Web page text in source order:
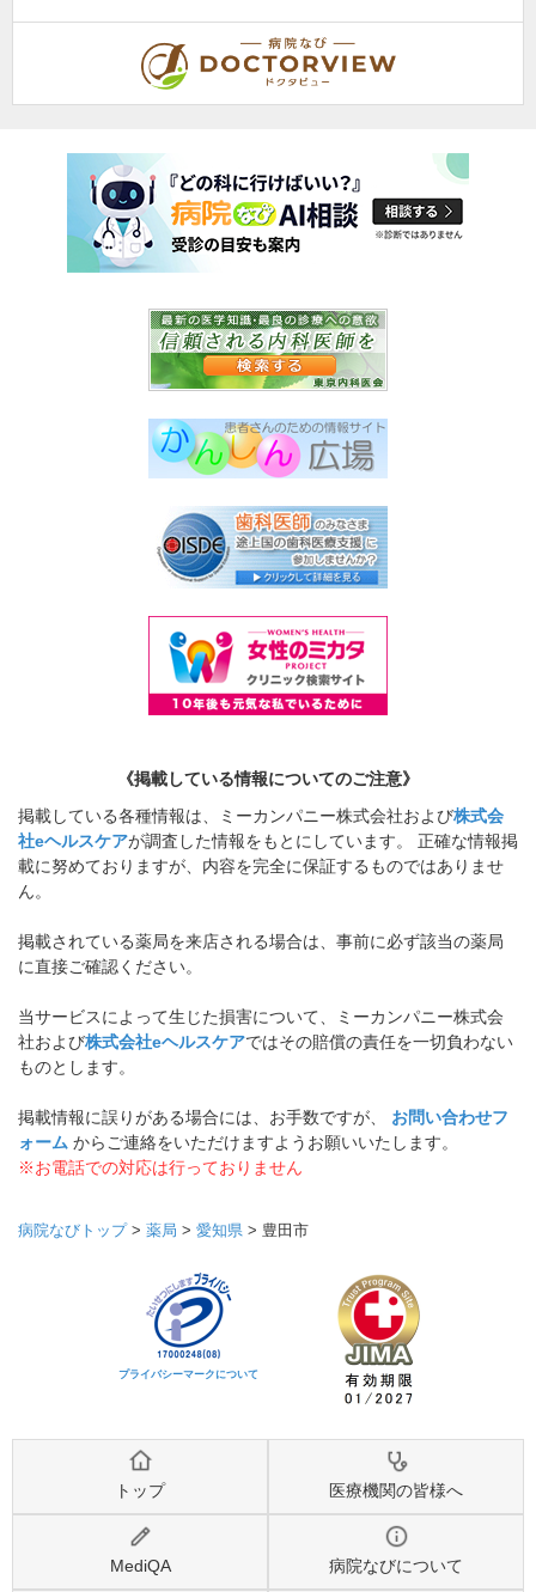
《掲載している情報についてのご注意》
掲載している各種情報は、ミーカンパニー株式会社および株式会
社eヘルスケアが調査した情報をもとにしています。 正確な情報掲
載に努めておりますが、内容を完全に保証するものではありませ
ん。
掲載されている薬局を来店される場合は、事前に必ず該当の薬局
に直接ご確認ください。
当サービスによって生じた損害について、ミーカンパニー株式会
社および株式会社eヘルスケアではその賠償の責任を一切負わない
ものとします。
掲載情報に誤りがある場合には、お手数ですが、 お問い合わせフ
ォーム からご連絡をいただけますようお願いいたします。
※お電話での対応は行っておりません
病院なびトップ> 薬局 > 愛知県 > 豊田市
プライバシーマークについて
トップ 医療機関の皆様へ
MediQA 病院なびについて